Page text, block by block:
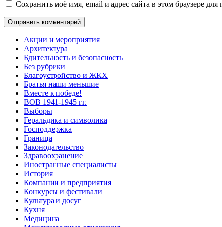
Сохранить моё имя, email и адрес сайта в этом браузере
Акции и мероприятия
Архитектура
Бдительность и безопасность
Без рубрики
Благоустройство и ЖКХ
Братья наши меньшие
Вместе к победе!
ВОВ 1941-1945 гг.
Выборы
Геральдика и символика
Господдержка
Граница
Законодательство
Здравоохранение
Иностранные специалисты
История
Компании и предприятия
Конкурсы и фестивали
Культура и досуг
Кухня
Медицина